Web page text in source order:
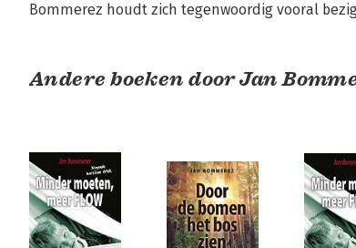
Bommerez houdt zich tegenwoordig vooral
Andere boeken door Jan